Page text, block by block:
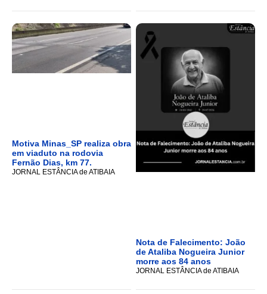
Motiva Minas_SP realiza obra
em viaduto na rodovia
Fernão Dias, km 77.
JORNAL ESTÂNCIA de ATIBAIA
Nota de Falecimento: João
de Ataliba Nogueira Junior
morre aos 84 anos
JORNAL ESTÂNCIA de ATIBAIA